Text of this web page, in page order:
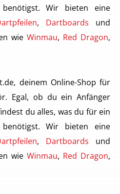
benötigst. Wir bieten eine
, Dartboards und
wie Winmau, Red Dragon,
deinem Online-Shop für
Egal, ob du ein Anfänger
du alles, was du für ein
benötigst. Wir bieten eine
, Dartboards und
wie Winmau, Red Dragon,